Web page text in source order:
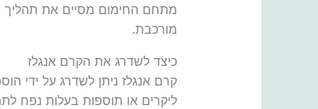
מתחם החימום מסיים את תהליך
מורכבת.
כיצד לשדרג את הקרם אנגלז
קרם אנגלז ניתן לשדרג על ידי
ליקרים או תוספות בעלות נפח